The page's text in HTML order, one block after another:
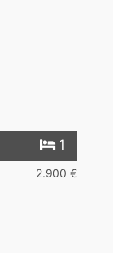
1
2.900 €